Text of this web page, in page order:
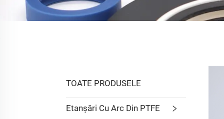
TOATE PRODUSELE
Etanșări Cu Arc Din PTFE